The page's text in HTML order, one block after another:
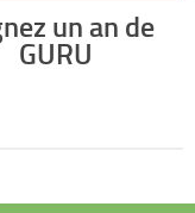
un an de
GURU